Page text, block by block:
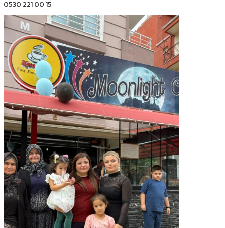
0530 221 00 15